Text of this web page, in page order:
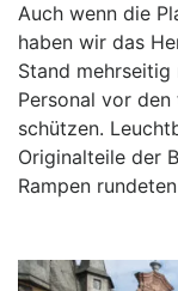
Auch wenn die
haben wir das
Stand mehrseitig
Personal vor
schützen.
Originalteile der
Rampen